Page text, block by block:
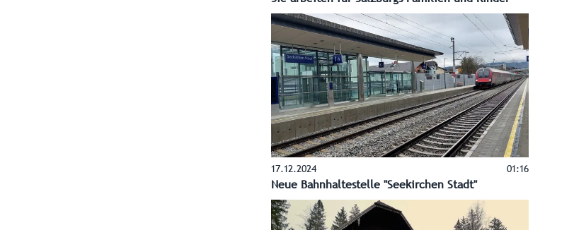
17.12.2024 01:16
Neue Bahnhaltestelle "Seekirchen Stadt"